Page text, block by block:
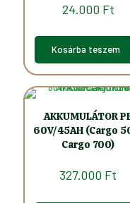
24.000 Ft
Kosárba teszem
AKKUMULÁTOR
60V/45AH (Cargo
Cargo 700)
327.000 Ft